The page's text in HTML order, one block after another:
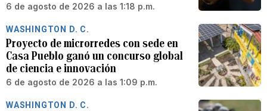
6 de agosto de 2026 a las 1:18 p.m.
WASHINGTON D. C.
Proyecto de microrredes con sede en
Casa Pueblo ganó un concurso global
de ciencia e innovación
6 de agosto de 2026 a las 1:09 p.m.
WASHINGTON D. C.